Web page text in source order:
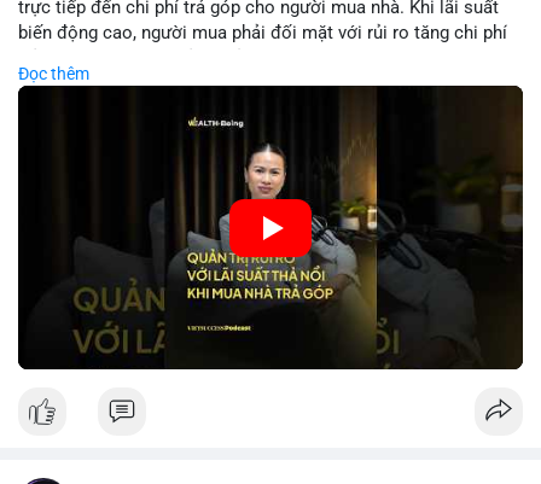
trực tiếp đến chi phí trả góp cho người mua nhà. Khi lãi suất
biến động cao, người mua phải đối mặt với rủi ro tăng chi phí
hướng lãi suất, lựa chọn sản phẩm trả góp có tính bảo hiểm,
đầu tư cần theo dõi chính sách tiền tệ để đưa ra quyết định
🎥 Xem video trực tiếp tại:
Nguồn: VIETSUCCESS
Đọc thêm